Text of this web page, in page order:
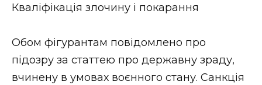
Кваліфікація злочину і покарання
Обом фігурантам повідомлено про
підозру за статтею про державну зраду,
вчинену в умовах воєнного стану. Санкція